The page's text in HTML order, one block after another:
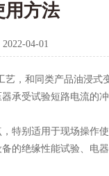
用方法
2022-04-01
，和同类产品油浸式
承受试验短路电流的冲
别适用于现场操作使
的绝缘性能试验、电